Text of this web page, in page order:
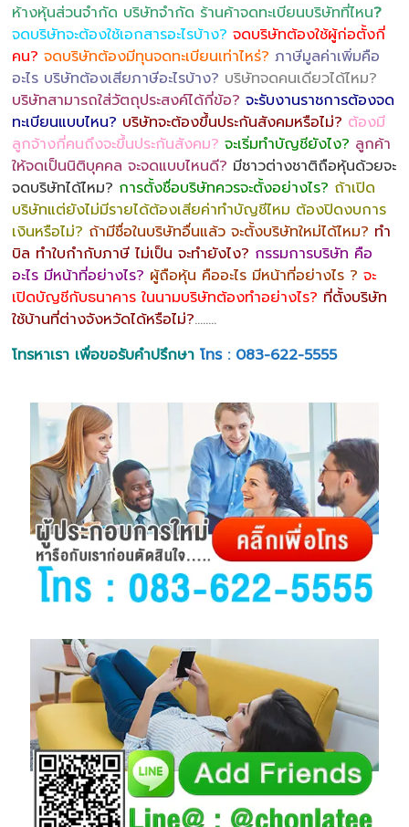
ห้างหุ้นส่วนจำกัด บริษัทจำกัด ร้านค้าจดทะเบียนบริษัทที่ไหน?
จดบริษัทจะต้องใช้เอกสารอะไรบ้าง? จดบริษัทต้องใช้ผู้ก่อตั้งกี่
คน? จดบริษัทต้องมีทุนจดทะเบียนเท่าไหร่? ภาษีมูลค่าเพิ่มคือ
อะไร บริษัทต้องเสียภาษีอะไรบ้าง? บริษัทจดคนเดียวได้ไหม?
บริษัทสามารถใส่วัตถุประสงค์ได้กี่ข้อ? จะรับงานราชการต้องจด
ทะเบียนแบบไหน? บริษัทจะต้องขึ้นประกันสังคมหรือไม่? ต้องมี
ลูกจ้างกี่คนถึงจะขึ้นประกันสังคม? จะเริ่มทำบัญชียังไง? ลูกค้า
ให้จดเป็นนิติบุคคล จะจดแบบไหนดี? มีชาวต่างชาติถือหุ้นด้วยจะ
จดบริษัทได้ไหม? การตั้งชื่อบริษัทควรจะตั้งอย่างไร? ถ้าเปิด
บริษัทแต่ยังไม่มีรายได้ต้องเสียค่าทำบัญชีไหม ต้องปิดงบการ
เงินหรือไม่? ถ้ามีชื่อในบริษัทอื่นแล้ว จะตั้งบริษัทใหม่ได้ไหม? ทำ
บิล ทำใบกำกับภาษี ไม่เป็น จะทำยังไง? กรรมการบริษัท คือ
อะไร มีหน้าที่อย่างไร? ผู้ถือหุ้น คืออะไร มีหน้าที่อย่างไร ? จะ
เปิดบัญชีกับธนาคาร ในนามบริษัทต้องทำอย่างไร? ที่ตั้งบริษัท
ใช้บ้านที่ต่างจังหวัดได้หรือไม่?……..
โทรหาเรา เพื่อขอรับคำปรึกษา โทร : 083-622-5555